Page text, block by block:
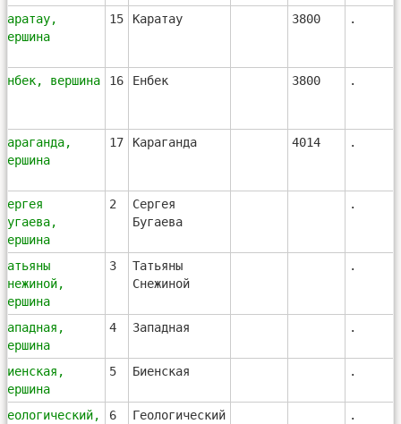
Каратау,
вершина
15 Каратау 3800 .
Енбек, вершина 16 Енбек 3800 .
Караганда,
вершина
17 Караганда 4014 .
Сергея
Бугаева,
вершина
2
Сергея
Бугаева
.
Татьяны
Снежиной,
вершина
3
Татьяны
Снежиной
.
Западная,
вершина
4 Западная .
Биенская,
вершина
5 Биенская .
Геологический,
6 Геологический .